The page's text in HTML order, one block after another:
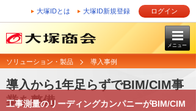
大塚IDとは 大塚ID新規登録 ログイン
メニュー
ソリューション・製品 導入事例
導入から1年足らずでBIM/CIM事
業を整備
工事測量のリーディングカンパニーがBIM/CIM